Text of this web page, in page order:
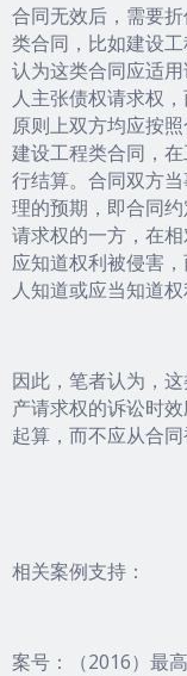
合同无效后，需要
类合同，比如建设
认为这类合同应适
人主张债权请求权
原则上双方均应按
建设工程类合同，
行结算。合同双方
理的预期，即合同
请求权的一方，在
应知道权利被侵害
人知道或应当知道权
因此，笔者认为，
产请求权的诉讼时
起算，而不应从合同
相关案例支持：
案号：（2016）最